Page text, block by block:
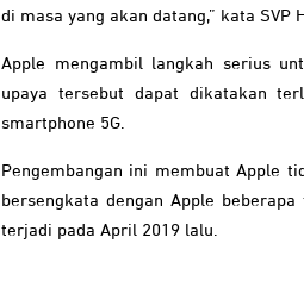
di masa yang akan datang,” kata SVP
Apple mengambil langkah serius
upaya tersebut dapat dikatakan
smartphone 5G.
Pengembangan ini membuat Apple
bersengkata dengan Apple
terjadi pada April 2019 lalu.